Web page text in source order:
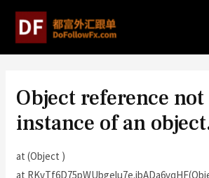
Object reference
instance of an
at (Object )
at